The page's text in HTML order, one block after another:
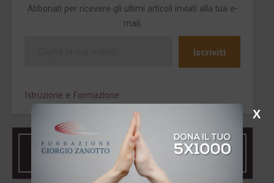
Abbonati per ricevere gli ultimi articoli inviati alla tua e-
mail.
Iscriviti
Istruzione e Formazione
LO SPIRITUALE NELLA
MODERNITÀ
X